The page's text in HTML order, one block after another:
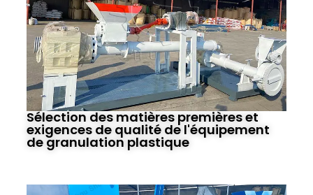
Sélection des matières premières et
exigences de qualité de l'équipement
de granulation plastique